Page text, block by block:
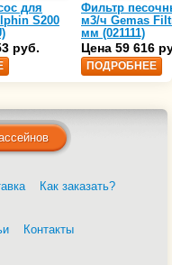
для
S200
руб.
Фильтр
м3/ч Gemas
мм (021111)
Цена 59 616
ПОДРОБНЕЕ
Как заказать?
Контакты